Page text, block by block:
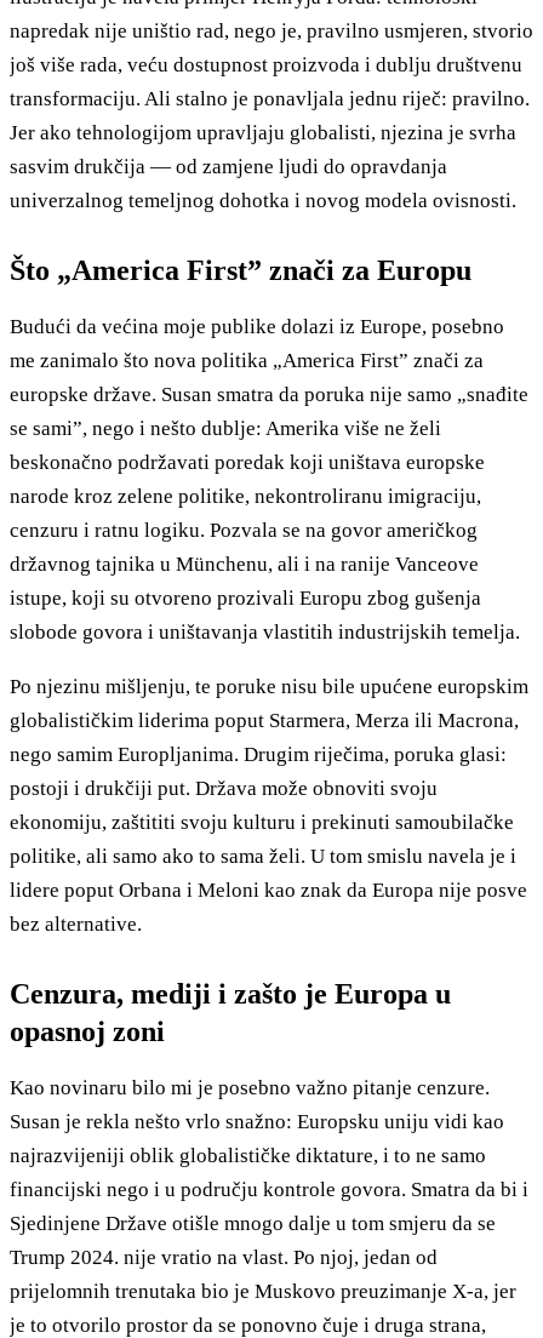
napredak nije uništio rad, nego je, pravilno usmjeren, stvorio
još više rada, veću dostupnost proizvoda i dublju društvenu
transformaciju. Ali stalno je ponavljala jednu riječ: pravilno.
Jer ako tehnologijom upravljaju globalisti, njezina je svrha
sasvim drukčija — od zamjene ljudi do opravdanja
univerzalnog temeljnog dohotka i novog modela ovisnosti.
Što „America First” znači za Europu
Budući da većina moje publike dolazi iz Europe, posebno
me zanimalo što nova politika „America First” znači za
europske države. Susan smatra da poruka nije samo „snađite
se sami”, nego i nešto dublje: Amerika više ne želi
beskonačno podržavati poredak koji uništava europske
narode kroz zelene politike, nekontroliranu imigraciju,
cenzuru i ratnu logiku. Pozvala se na govor američkog
državnog tajnika u Münchenu, ali i na ranije Vanceove
istupe, koji su otvoreno prozivali Europu zbog gušenja
slobode govora i uništavanja vlastitih industrijskih temelja.
Po njezinu mišljenju, te poruke nisu bile upućene europskim
globalističkim liderima poput Starmera, Merza ili Macrona,
nego samim Europljanima. Drugim riječima, poruka glasi:
postoji i drukčiji put. Država može obnoviti svoju
ekonomiju, zaštititi svoju kulturu i prekinuti samoubilačke
politike, ali samo ako to sama želi. U tom smislu navela je i
lidere poput Orbana i Meloni kao znak da Europa nije posve
bez alternative.
Cenzura, mediji i zašto je Europa u
opasnoj zoni
Kao novinaru bilo mi je posebno važno pitanje cenzure.
Susan je rekla nešto vrlo snažno: Europsku uniju vidi kao
najrazvijeniji oblik globalističke diktature, i to ne samo
financijski nego i u području kontrole govora. Smatra da bi i
Sjedinjene Države otišle mnogo dalje u tom smjeru da se
Trump 2024. nije vratio na vlast. Po njoj, jedan od
prijelomnih trenutaka bio je Muskovo preuzimanje X-a, jer
je to otvorilo prostor da se ponovno čuje i druga strana,